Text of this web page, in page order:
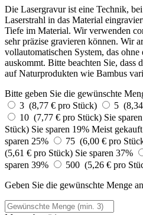
Die Lasergravur ist eine Technik,
Laserstrahl in das Material
Tiefe im Material. Wir verwenden
sehr präzise gravieren können. Wir
vollautomatischen System, das
auskommt. Bitte beachten Sie, dass
auf Naturprodukten wie Bambus
Bitte geben Sie die gewünschte
3 (8,77 € pro Stück)
5
10 (7,77 € pro Stück) Sie
Stück) Sie sparen 19% Meist
sparen 25%
75 (6,00 € pro
(5,61 € pro Stück) Sie sparen 37%
sparen 39%
500 (5,26 € pro
Geben Sie die gewünschte Menge an